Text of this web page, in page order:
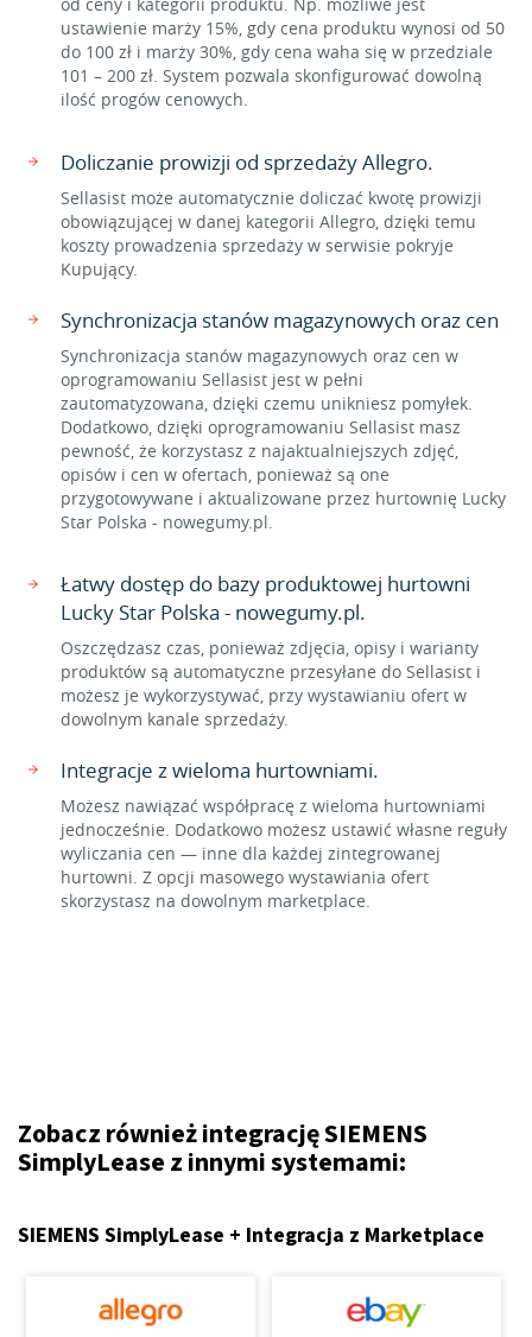
ustawienie marży 15%, gdy cena produktu wynosi od 50
do 100 zł i marży 30%, gdy cena waha się w przedziale
101 – 200 zł. System pozwala skonfigurować dowolną
ilość progów cenowych.
Doliczanie prowizji od sprzedaży Allegro.
Sellasist może automatycznie doliczać kwotę prowizji
obowiązującej w danej kategorii Allegro, dzięki temu
koszty prowadzenia sprzedaży w serwisie pokryje
Kupujący.
Synchronizacja stanów magazynowych oraz cen
Synchronizacja stanów magazynowych oraz cen w
oprogramowaniu Sellasist jest w pełni
zautomatyzowana, dzięki czemu unikniesz pomyłek.
Dodatkowo, dzięki oprogramowaniu Sellasist masz
pewność, że korzystasz z najaktualniejszych zdjęć,
opisów i cen w ofertach, ponieważ są one
przygotowywane i aktualizowane przez hurtownię Lucky
Star Polska - nowegumy.pl.
Łatwy dostęp do bazy produktowej hurtowni
Lucky Star Polska - nowegumy.pl.
Oszczędzasz czas, ponieważ zdjęcia, opisy i warianty
produktów są automatyczne przesyłane do Sellasist i
możesz je wykorzystywać, przy wystawianiu ofert w
dowolnym kanale sprzedaży.
Integracje z wieloma hurtowniami.
Możesz nawiązać współpracę z wieloma hurtowniami
jednocześnie. Dodatkowo możesz ustawić własne reguły
wyliczania cen — inne dla każdej zintegrowanej
hurtowni. Z opcji masowego wystawiania ofert
skorzystasz na dowolnym marketplace.
Zobacz również integrację SIEMENS
SimplyLease z innymi systemami:
SIEMENS SimplyLease + Integracja z Marketplace